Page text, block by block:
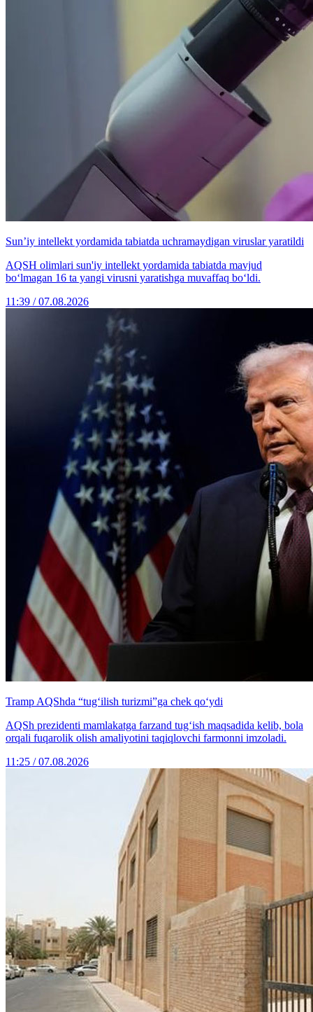
Sun’iy intellekt yordamida tabiatda uchramaydigan viruslar yaratildi
AQSH olimlari sun'iy intellekt yordamida tabiatda mavjud
bo‘lmagan 16 ta yangi virusni yaratishga muvaffaq bo‘ldi.
11:39 / 07.08.2026
Tramp AQShda “tug‘ilish turizmi”ga chek qo‘ydi
AQSh prezidenti mamlakatga farzand tug‘ish maqsadida kelib, bola
orqali fuqarolik olish amaliyotini taqiqlovchi farmonni imzoladi.
11:25 / 07.08.2026